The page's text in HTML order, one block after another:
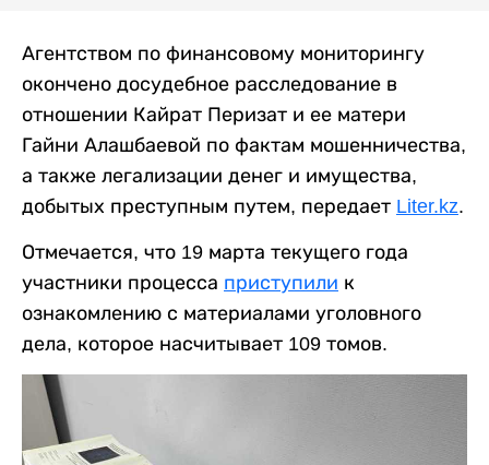
Агентством по финансовому мониторингу
окончено досудебное расследование в
отношении Кайрат Перизат и ее матери
Гайни Алашбаевой по фактам мошенничества,
а также легализации денег и имущества,
добытых преступным путем, передает Liter.kz.
Отмечается, что 19 марта текущего года
участники процесса приступили к
ознакомлению с материалами уголовного
дела, которое насчитывает 109 томов.